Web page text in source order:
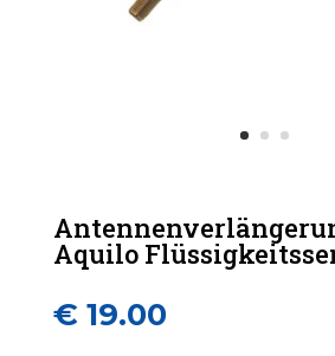
Aquilo
€ 19.00